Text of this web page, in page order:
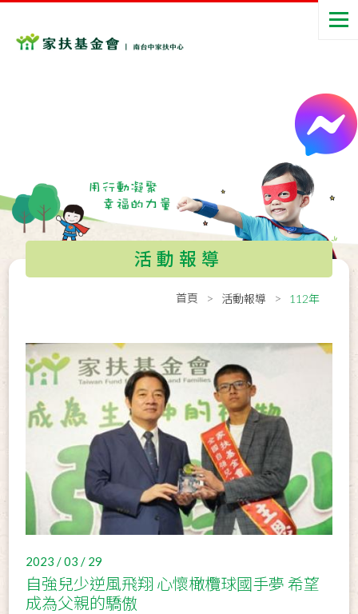
活動報導
首頁 活動報導 112年
2023 / 03 / 29
自強兒少逆風飛翔 心懷橄欖球國手夢 希望
成為父親的驕傲